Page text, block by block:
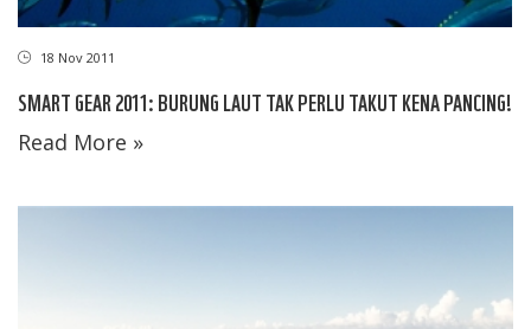
18 Nov 2011
SMART GEAR 2011: BURUNG LAUT TAK PERLU TAKUT KENA PANCING!
Read More »